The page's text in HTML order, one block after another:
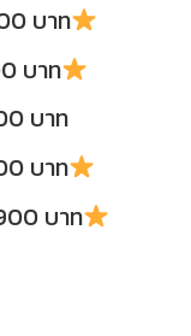
บาท
บาท
บาท
บาท
บาท